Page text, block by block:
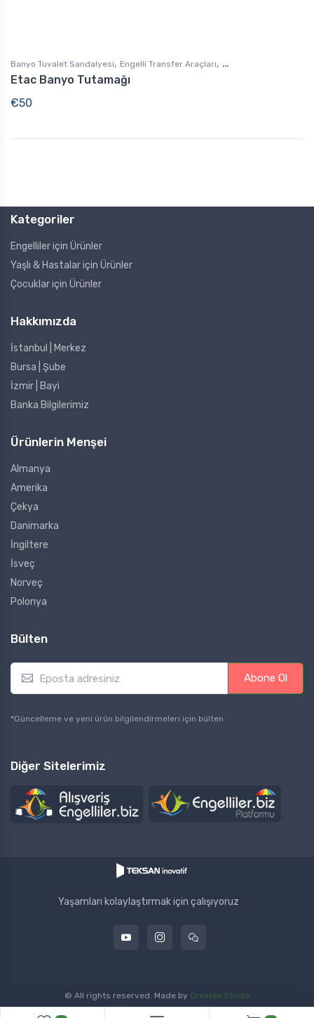
Banyo Tuvalet Sandalyesi, Engelli Transfer Araçları,
Engelli Destek Ürünleri
Etac Banyo Tutamağı
€50
Kategoriler
Engelliler için Ürünler
Yaşlı & Hastalar için Ürünler
Çocuklar için Ürünler
Hakkımızda
İstanbul | Merkez
Bursa | Şube
İzmir | Bayi
Banka Bilgilerimiz
Ürünlerin Menşei
Almanya
Amerika
Çekya
Danimarka
İngiltere
İsveç
Norveç
Polonya
Bülten
E
a
l
Abone Ol
*Güncelleme ve yeni ürün bilgilendirmeleri için bülten
Diğer Sitelerimiz
Yaşamları kolaylaştırmak için çalışıyoruz
© All rights reserved. Made by Createx Studio